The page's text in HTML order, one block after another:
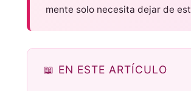
mente solo necesita dejar de
📖 EN ESTE ARTÍCULO